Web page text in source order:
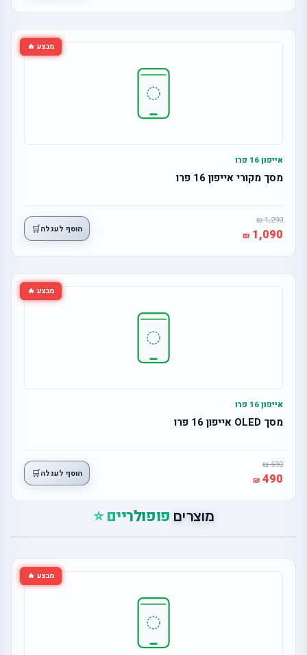
מבצע 🔥
אייפון 16 פרו
מסך מקורי אייפון 16 פרו
1,290
1,090 הוסף לעגלה🛒
מבצע 🔥
אייפון 16 פרו
מסך OLED אייפון 16 פרו
590
490 הוסף לעגלה🛒
מוצרים פופולריים ⭐
מבצע 🔥